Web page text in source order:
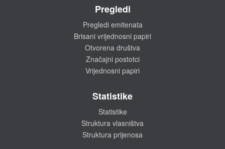
Pregledi
Pregledi emitenata
Brisani vrijednosni papiri
Otvorena društva
Značajni postotci
Vrijednosni papiri
Statistike
Statistike
Struktura vlasništva
Struktura prijenosa